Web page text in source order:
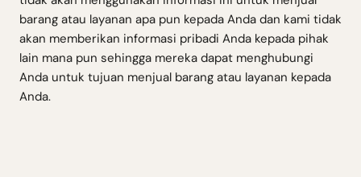
barang atau layanan apa pun kepada Anda dan kami tidak
akan memberikan informasi pribadi Anda kepada pihak
lain mana pun sehingga mereka dapat menghubungi
Anda untuk tujuan menjual barang atau layanan kepada
Anda.